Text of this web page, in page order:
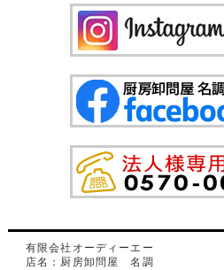
有限会社オーディーエー
店名：厨房卸問屋 名調